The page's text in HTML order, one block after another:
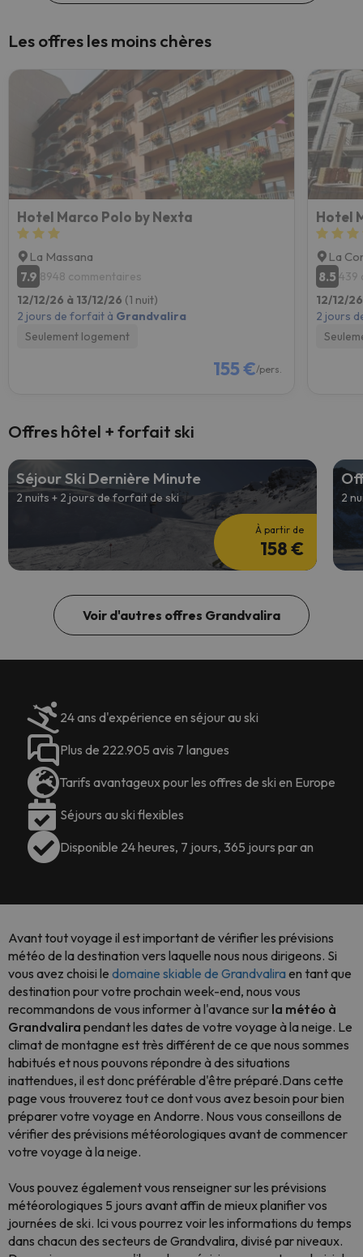
Les offres les moins chères
Hotel Marco Polo by Nexta
La Massana
7.9 8948 commentaires
12/12/26 à 13/12/26 (1 nuit)
2 jours de forfait à Grandvalira
Seulement logement
155 €/pers.
Hotel
La
8.5 439
12/12/
2 jours
Offres hôtel + forfait ski
Séjour Ski Dernière Minute
2 nuits + 2 jours de forfait de ski
À partir de
158 €
2
Voir d'autres offres Grandvalira
24 ans d'expérience en séjour au ski
Plus de 222.905 avis 7 langues
Tarifs avantageux pour les offres de ski en Europe
Séjours au ski flexibles
Disponible 24 heures, 7 jours, 365 jours par an
Avant tout voyage il est important de vérifier les prévisions
météo de la destination vers laquelle nous nous dirigeons. Si
vous avez choisi le domaine skiable de Grandvaliraen tant que
destination pour votre prochain week-end, nous vous
recommandons de vous informer à l'avance sur la météo à
Grandvalira pendant les dates de votre voyage à la neige. Le
climat de montagne est très différent de ce que nous sommes
habitués et nous pouvons répondre à des situations
inattendues, il est donc préférable d'être préparé.Dans cette
page vous trouverez tout ce dont vous avez besoin pour bien
préparer votre voyage en Andorre. Nous vous conseillons de
vérifier des prévisions météorologiques avant de commencer
votre voyage à la neige.
Vous pouvez également vous renseigner sur les prévisions
météorologiques 5 jours avant affin de mieux planifier vos
journées de ski. Ici vous pourrez voir les informations du temps
dans chacun des secteurs de Grandvalira, divisé par niveaux.